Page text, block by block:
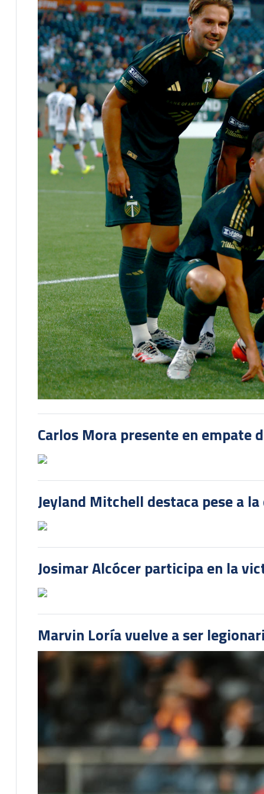
Carlos Mora presente en empate
Jeyland Mitchell destaca pese a
Josimar Alcócer participa en la
Marvin Loría vuelve a ser